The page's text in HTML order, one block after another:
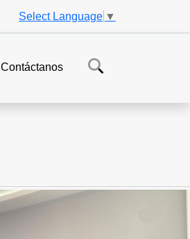
Select Language ▼
Contáctanos